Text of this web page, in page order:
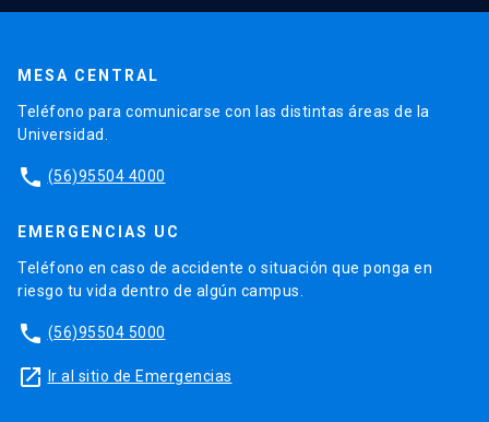
MESA CENTRAL
Teléfono para comunicarse con las distintas áreas de la
Universidad.
phone (56)95504 4000
EMERGENCIAS UC
Teléfono en caso de accidente o situación que ponga en
riesgo tu vida dentro de algún campus.
phone (56)95504 5000
launch Ir al sitio de Emergencias